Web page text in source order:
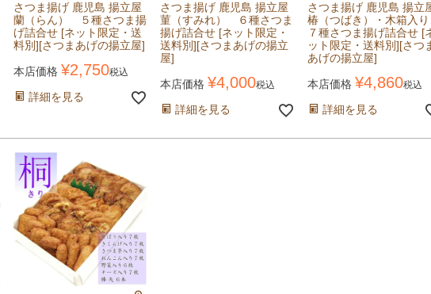
さつま揚げ 鹿児島 揚立屋
蘭（らん） ５種さつま揚
げ詰合せ [ネット限定・送
料別][さつまあげの揚立屋]
本店価格 ¥2,750税込
詳細を見る
さつま揚げ 鹿児島 揚立屋
菫（すみれ） ６種さつま
揚げ詰合せ [ネット限定・
送料別][さつまあげの揚立
屋]
本店価格 ¥4,000税込
詳細を見る
さつま揚げ 鹿児島 揚立
椿（つばき）・木箱入
７種さつま揚げ詰合せ [
ット限定・送料別][さつ
あげの揚立屋]
本店価格 ¥4,860税込
詳細を見る